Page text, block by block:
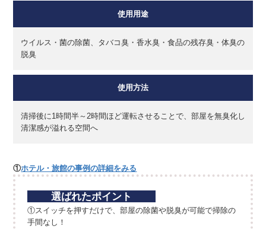
使用用途
ウイルス・菌の除菌、タバコ臭・香水臭・食品の残存臭・体臭の
脱臭
使用方法
清掃後に1時間半～2時間ほど運転させることで、部屋を無臭化し
清潔感が溢れる空間へ
①ホテル・旅館の事例の詳細をみる
選ばれたポイント
①スイッチを押すだけで、部屋の除菌や脱臭が可能で掃除の
手間なし！